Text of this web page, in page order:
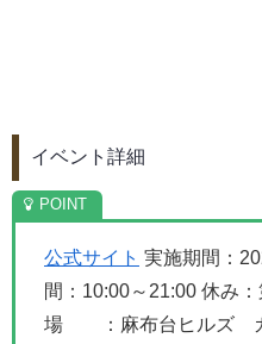
イベント詳細
公式サイト 実施期間：
間：10:00～21:00 休み：
場 ：麻布台ヒルズ ガ